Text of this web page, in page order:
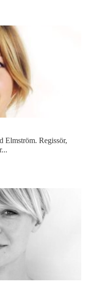
Elmström. Regissör,